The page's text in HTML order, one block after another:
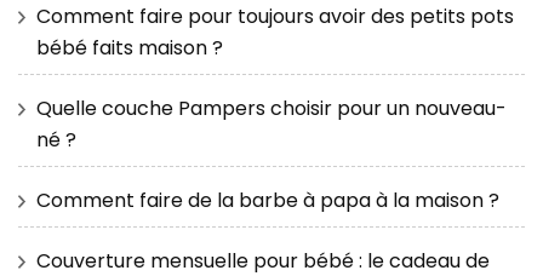
Comment faire pour toujours avoir des petits pots
bébé faits maison ?
Quelle couche Pampers choisir pour un nouveau-
né ?
Comment faire de la barbe à papa à la maison ?
Couverture mensuelle pour bébé : le cadeau de